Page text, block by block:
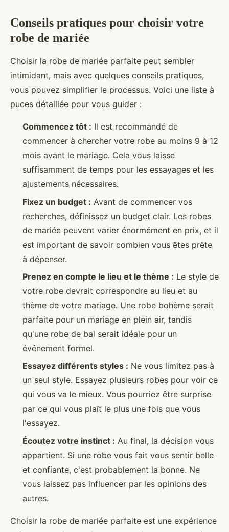
Conseils pratiques pour choisir votre
robe de mariée
Choisir la robe de mariée parfaite peut sembler
intimidant, mais avec quelques conseils pratiques,
vous pouvez simplifier le processus. Voici une liste à
puces détaillée pour vous guider :
Commencez tôt : Il est recommandé de
commencer à chercher votre robe au moins 9 à 12
mois avant le mariage. Cela vous laisse
suffisamment de temps pour les essayages et les
ajustements nécessaires.
Fixez un budget : Avant de commencer vos
recherches, définissez un budget clair. Les robes
de mariée peuvent varier énormément en prix, et il
est important de savoir combien vous êtes prête
à dépenser.
Prenez en compte le lieu et le thème : Le style de
votre robe devrait correspondre au lieu et au
thème de votre mariage. Une robe bohème serait
parfaite pour un mariage en plein air, tandis
qu'une robe de bal serait idéale pour un
événement formel.
Essayez différents styles : Ne vous limitez pas à
un seul style. Essayez plusieurs robes pour voir ce
qui vous va le mieux. Vous pourriez être surprise
par ce qui vous plaît le plus une fois que vous
l'essayez.
Écoutez votre instinct : Au final, la décision vous
appartient. Si une robe vous fait vous sentir belle
et confiante, c'est probablement la bonne. Ne
vous laissez pas influencer par les opinions des
autres.
Choisir la robe de mariée parfaite est une expérience